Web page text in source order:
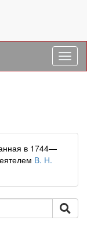
в 1744—
В. Н.